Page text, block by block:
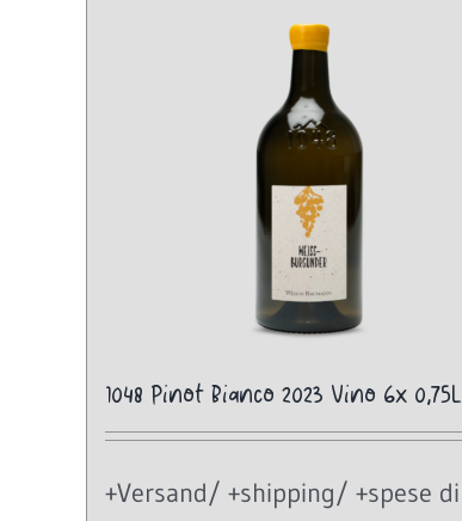
1048 Pinot Bianco 2023 Vino 6x 0,75L
+Versand/ +shipping/ +spese di